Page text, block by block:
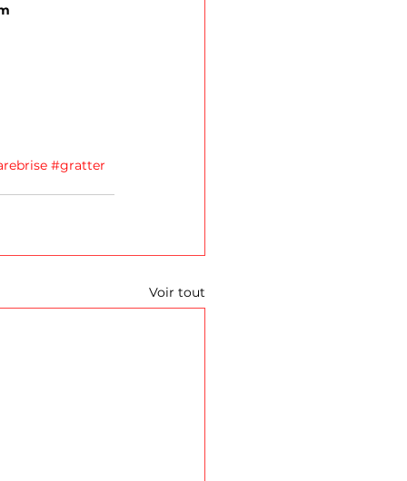
#gratter
Voir tout